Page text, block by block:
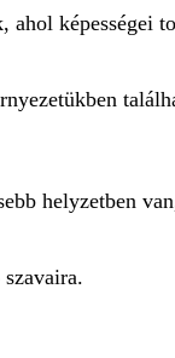
képességei
helyzetben